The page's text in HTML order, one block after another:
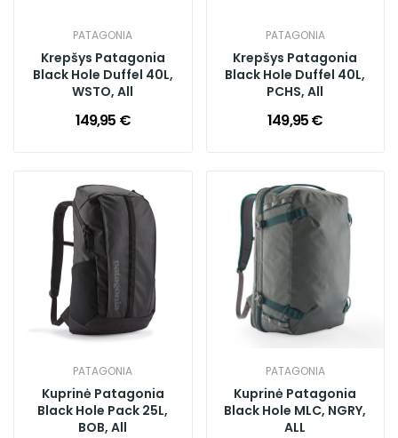
PATAGONIA
Krepšys Patagonia
Black Hole Duffel 40L,
WSTO, All
149,95 €
PATAGONIA
Krepšys Patagonia
Black Hole Duffel 40L,
PCHS, All
149,95 €
PATAGONIA
Kuprinė Patagonia
Black Hole Pack 25L,
BOB, All
PATAGONIA
Kuprinė Patagonia
Black Hole MLC, NGRY,
ALL